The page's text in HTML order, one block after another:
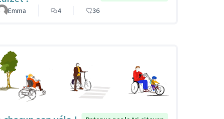
Emma
4 36